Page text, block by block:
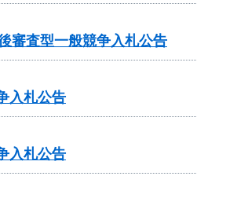
審査型一般競争入札公告
入札公告
入札公告